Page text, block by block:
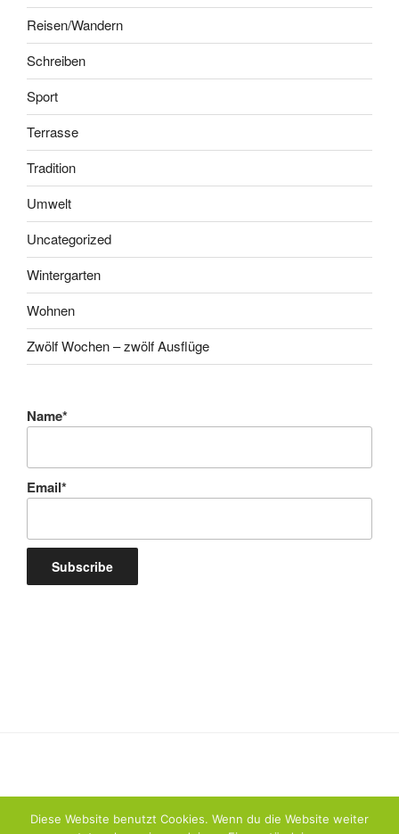
Reisen/Wandern
Schreiben
Sport
Terrasse
Tradition
Umwelt
Uncategorized
Wintergarten
Wohnen
Zwölf Wochen – zwölf Ausflüge
Name*
Email*
Diese Website benutzt Cookies. Wenn du die Website weiter